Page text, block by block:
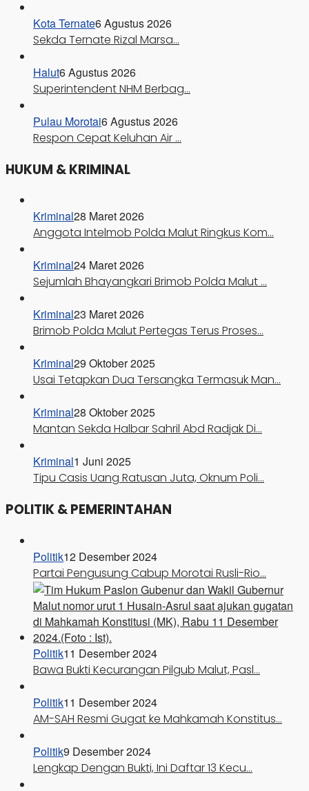
Kota Ternate6 Agustus 2026
Sekda Ternate Rizal Marsa…
Halut6 Agustus 2026
Superintendent NHM Berbag…
Pulau Morotai6 Agustus 2026
Respon Cepat Keluhan Air …
HUKUM & KRIMINAL
Kriminal28 Maret 2026
Anggota Intelmob Polda Malut Ringkus Kom…
Kriminal24 Maret 2026
Sejumlah Bhayangkari Brimob Polda Malut …
Kriminal23 Maret 2026
Brimob Polda Malut Pertegas Terus Proses…
Kriminal29 Oktober 2025
Usai Tetapkan Dua Tersangka Termasuk Man…
Kriminal28 Oktober 2025
Mantan Sekda Halbar Sahril Abd Radjak Di…
Kriminal1 Juni 2025
Tipu Casis Uang Ratusan Juta, Oknum Poli…
POLITIK & PEMERINTAHAN
Politik12 Desember 2024
Partai Pengusung Cabup Morotai Rusli-Rio…
Politik11 Desember 2024
Bawa Bukti Kecurangan Pilgub Malut, Pasl…
Politik11 Desember 2024
AM-SAH Resmi Gugat ke Mahkamah Konstitus…
Politik9 Desember 2024
Lengkap Dengan Bukti, Ini Daftar 13 Kecu…